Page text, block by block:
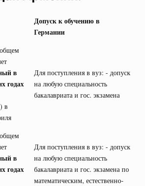
Допуск к обучению в
Германии
в
годах
в
Для поступления в вуз: - допуск
на любую специальность
бакалавриата и гос. экзамена
в
годах
Для поступления в вуз: - допуск
на любую специальность
бакалавриата и гос. экзамена по
математическим, естественно-